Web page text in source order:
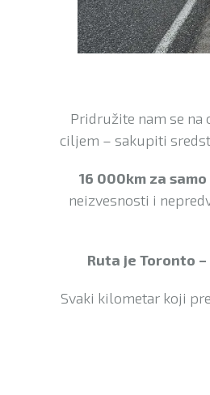
Pridružite nam se
ciljem – sakupiti
16 000km za
neizvesnosti i
Ruta je Toronto
Svaki kilometar koji